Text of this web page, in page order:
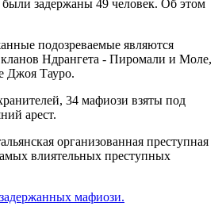
задержаны 49 человек. Об этом
подозреваемые являются
Ндрангета - Пиромали и Моле,
Джоя Тауро.
34 мафиози взяты под
арест.
организованная преступная
влиятельных преступных
мафиози.